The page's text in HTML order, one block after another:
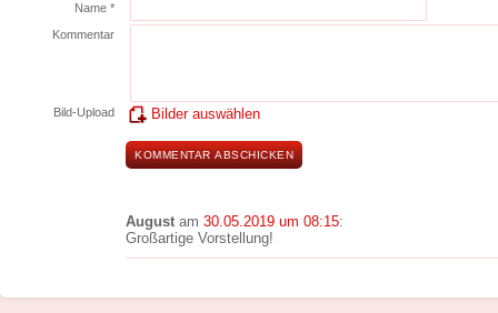
Name *
Kommentar
Bild-Upload Bilder auswählen
August am 30.05.2019 um 08:15:
Großartige Vorstellung!